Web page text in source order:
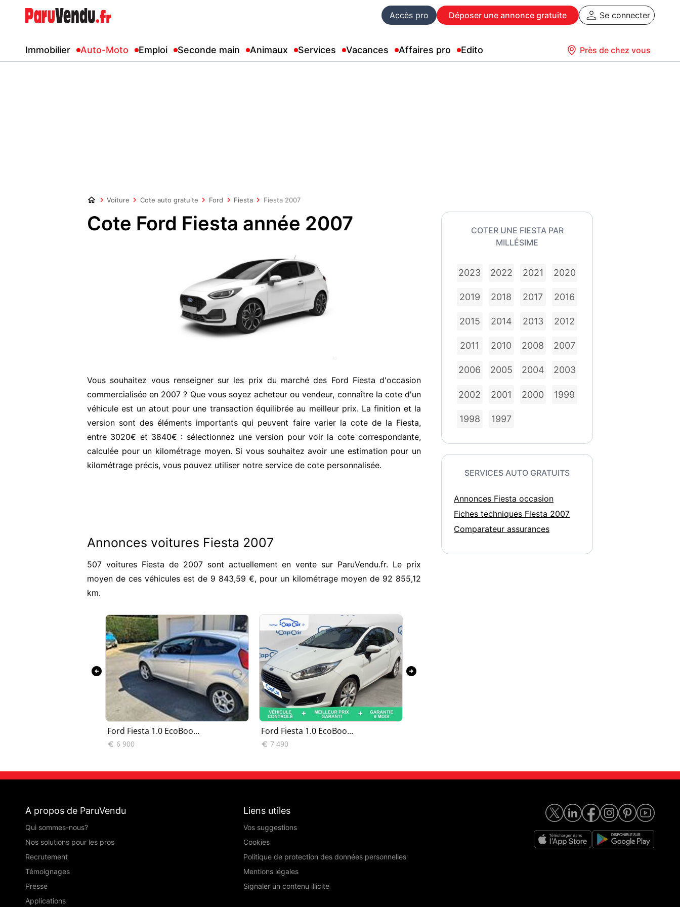
Accès pro Déposer une annonce gratuite Se connecter
Immobilier Auto-Moto Emploi Seconde main Animaux Services Vacances Affaires pro Edito Près de chez vous
Voiture Cote auto gratuite Ford Fiesta Fiesta 2007
Cote Ford Fiesta année 2007
Vous souhaitez vous renseigner sur les prix du marché des Ford Fiesta d'occasion
commercialisée en 2007 ? Que vous soyez acheteur ou vendeur, connaître la cote d'un
véhicule est un atout pour une transaction équilibrée au meilleur prix. La finition et la
version sont des éléments importants qui peuvent faire varier la cote de la Fiesta,
entre 3020€ et 3840€ : sélectionnez une version pour voir la cote correspondante,
calculée pour un kilométrage moyen. Si vous souhaitez avoir une estimation pour un
kilométrage précis, vous pouvez utiliser notre service de cote personnalisée.
Annonces voitures Fiesta 2007
507 voitures Fiesta de 2007 sont actuellement en vente sur ParuVendu.fr. Le prix
moyen de ces véhicules est de 9 843,59 €, pour un kilométrage moyen de 92 855,12
km.
Ford Fiesta 1.0 EcoBoo...
 6 900
Ford Fiesta 1.0 EcoBoo...
 7 490
arrow_circle_left arrow_circle_right
COTER UNE FIESTA PAR
MILLÉSIME
2023 2022 2021 2020
2019 2018 2017 2016
2015 2014 2013 2012
2011 2010 2008 2007
2006 2005 2004 2003
2002 2001 2000 1999
1998 1997
SERVICES AUTO GRATUITS
Annonces Fiesta occasion
Fiches techniques Fiesta 2007
Comparateur assurances
A propos de ParuVendu
Qui sommes-nous?
Nos solutions pour les pros
Recrutement
Témoignages
Presse
Applications
Liens utiles
Vos suggestions
Cookies
Politique de protection des données personnelles
Mentions légales
Signaler un contenu illicite